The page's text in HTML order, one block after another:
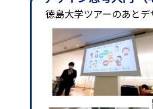
徳島大学ツアーのあと